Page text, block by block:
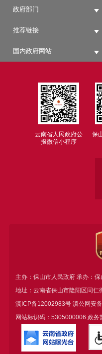
政府部门
推荐链接
国内政府网站
云南省人民政府公
报微信小程序
保
主办：保山市人民政府 承办：
地址：云南省保山市隆阳区同仁
滇ICP备12002983号滇公网安备
网站标识码：5305000006 政务